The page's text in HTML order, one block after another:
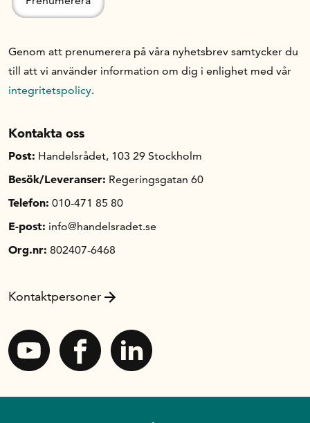
Genom att prenumerera på våra nyhetsbrev samtycker du
till att vi använder information om dig i enlighet med vår
integritetspolicy.
Kontakta oss
Post: Handelsrådet, 103 29 Stockholm
Besök/Leveranser: Regeringsgatan 60
Telefon: 010-471 85 80
E-post: info@handelsradet.se
Org.nr: 802407-6468
Kontaktpersoner